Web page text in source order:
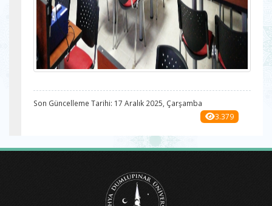
Son Güncelleme Tarihi: 17 Aralık 2025, Çarşamba
3.379